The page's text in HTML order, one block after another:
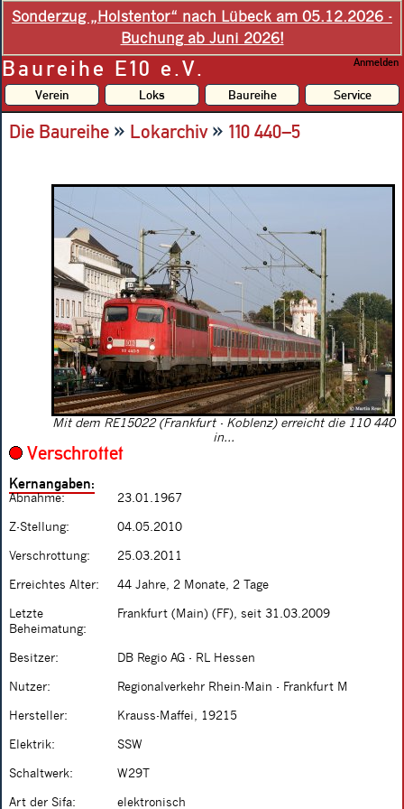
Sonderzug „Holstentor“ nach Lübeck am 05.12.2026 -
Buchung ab Juni 2026!
Baureihe E10 e.V. Anmelden
Verein Loks Baureihe Service
Die Baureihe » Lokarchiv» 110 440–5
Mit dem RE15022 (Frankfurt - Koblenz) erreicht die 110 440
in...
Verschrottet
Kernangaben:
Abnahme: 23.01.1967
Z-Stellung: 04.05.2010
Verschrottung: 25.03.2011
Erreichtes Alter: 44 Jahre, 2 Monate, 2 Tage
Letzte
Beheimatung:
Frankfurt (Main) (FF), seit 31.03.2009
Besitzer: DB Regio AG - RL Hessen
Nutzer: Regionalverkehr Rhein-Main - Frankfurt M
Hersteller: Krauss-Maffei, 19215
Elektrik: SSW
Schaltwerk: W29T
Art der Sifa: elektronisch